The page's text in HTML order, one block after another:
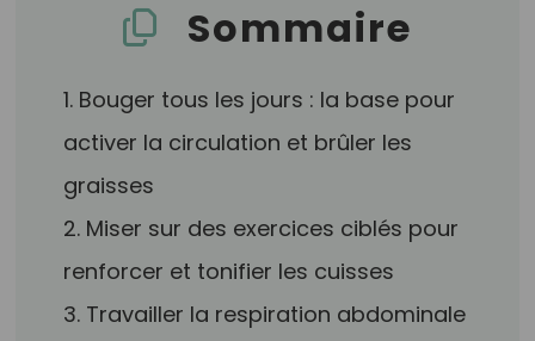
Sommaire
1. Bouger tous les jours : la base pour
activer la circulation et brûler les
graisses
2. Miser sur des exercices ciblés pour
renforcer et tonifier les cuisses
3. Travailler la respiration abdominale